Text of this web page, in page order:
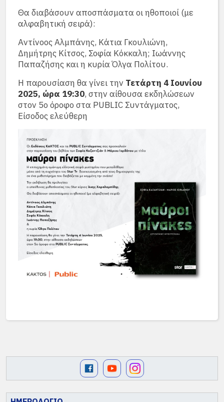
Θα διαβάσουν αποσπάσματα οι ηθοποιοί (με
αλφαβητική σειρά):
Αντίνοος Αλμπάνης, Κάτια Γκουλιώνη,
Δημήτρης Κίτσος, Σοφία Κόκκαλη; Ιωάννης
Παπαζήσης και η κυρία Όλγα Πολίτου.
Η παρουσίαση θα γίνει την Τετάρτη 4 Ιουνίου
2025, ώρα 19:30, στην αίθουσα εκδηλώσεων
στον 5ο όροφο στα PUBLIC Συντάγματος,
Είσοδος ελεύθερη